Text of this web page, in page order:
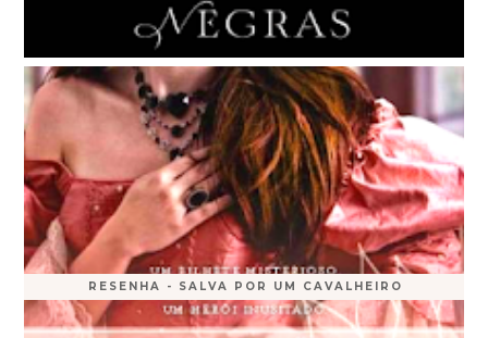
RESENHA - SALVA POR UM CAVALHEIRO